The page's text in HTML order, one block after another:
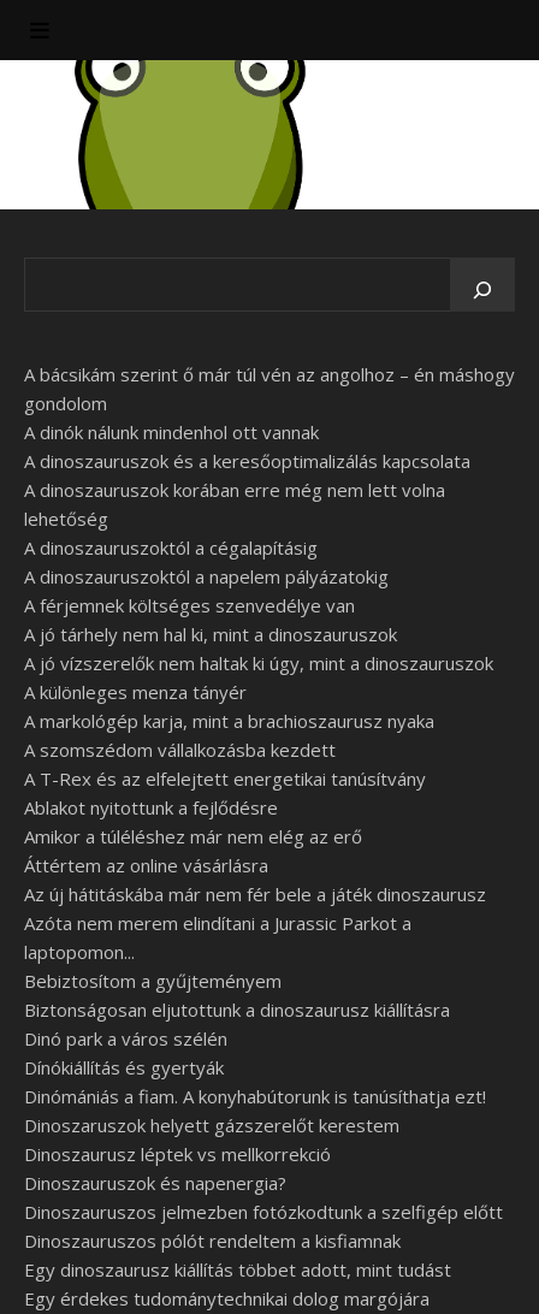
A bácsikám szerint ő már túl vén az angolhoz – én máshogy
gondolom
A dinók nálunk mindenhol ott vannak
A dinoszauruszok és a keresőoptimalizálás kapcsolata
A dinoszauruszok korában erre még nem lett volna
lehetőség
A dinoszauruszoktól a cégalapításig
A dinoszauruszoktól a napelem pályázatokig
A férjemnek költséges szenvedélye van
A jó tárhely nem hal ki, mint a dinoszauruszok
A jó vízszerelők nem haltak ki úgy, mint a dinoszauruszok
A különleges menza tányér
A markológép karja, mint a brachioszaurusz nyaka
A szomszédom vállalkozásba kezdett
A T-Rex és az elfelejtett energetikai tanúsítvány
Ablakot nyitottunk a fejlődésre
Amikor a túléléshez már nem elég az erő
Áttértem az online vásárlásra
Az új hátitáskába már nem fér bele a játék dinoszaurusz
Azóta nem merem elindítani a Jurassic Parkot a
laptopomon...
Bebiztosítom a gyűjteményem
Biztonságosan eljutottunk a dinoszaurusz kiállításra
Dinó park a város szélén
Dínókiállítás és gyertyák
Dinómániás a fiam. A konyhabútorunk is tanúsíthatja ezt!
Dinoszaruszok helyett gázszerelőt kerestem
Dinoszaurusz léptek vs mellkorrekció
Dinoszauruszok és napenergia?
Dinoszauruszos jelmezben fotózkodtunk a szelfigép előtt
Dinoszauruszos pólót rendeltem a kisfiamnak
Egy dinoszaurusz kiállítás többet adott, mint tudást
Egy érdekes tudománytechnikai dolog margójára